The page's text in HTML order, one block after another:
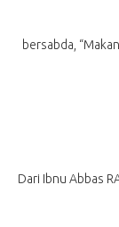
bersabda,
Dari Ibnu Abbas